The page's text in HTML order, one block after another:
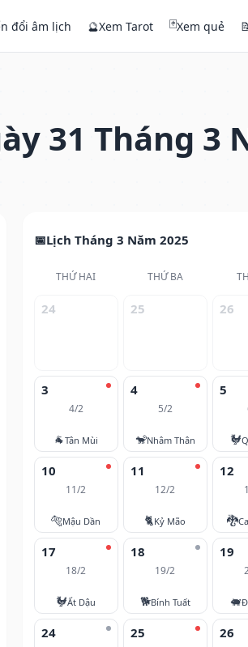
đổi âm lịch 🔮Xem Tarot 🃏Xem quẻ
31 Tháng 3
Lịch Tháng 3 Năm 2025
THỨ HAI THỨ BA
24 25 26
3
4/2
🐐Tân Mùi
4
5/2
🐒Nhâm Thân
5
🐓
10
11/2
🐅Mậu Dần
11
12/2
🐈Kỷ Mão
12
🐉
17
18/2
🐓Ất Dậu
18
19/2
🐕Bính Tuất
19
🐖
24 25 26